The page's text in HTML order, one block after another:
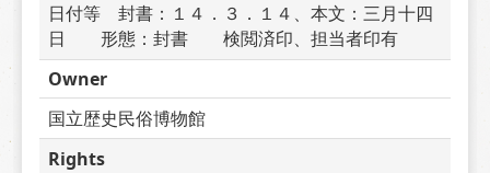
日付等　封書：１４．３．１４、本文：三月十四
日　　形態：封書　　検閲済印、担当者印有
Owner
国立歴史民俗博物館
Rights